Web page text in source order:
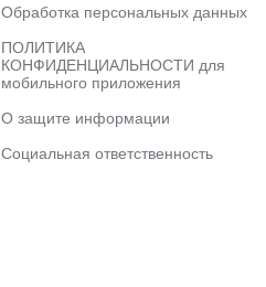
Обработка персональных данных
ПОЛИТИКА
КОНФИДЕНЦИАЛЬНОСТИ для
мобильного приложения
О защите информации
Социальная ответственность